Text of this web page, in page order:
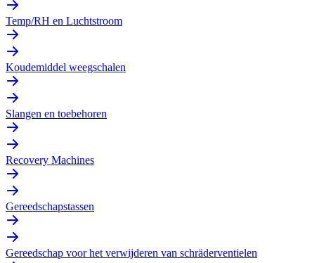
Temp/RH en Luchtstroom
Koudemiddel weegschalen
Slangen en toebehoren
Recovery Machines
Gereedschapstassen
Gereedschap voor het verwijderen van schräderventielen